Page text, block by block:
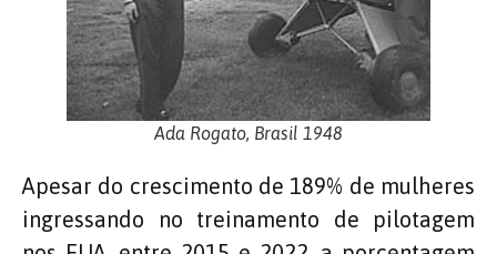
Ada Rogato, Brasil 1948
Apesar do crescimento de 189% de mulheres
ingressando no treinamento de pilotagem